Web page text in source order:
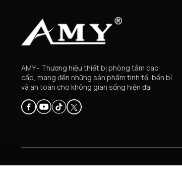
AMY - Thương hiệu thiết bị phòng tắm cao
cấp, mang đến những sản phẩm tinh tế, bền bỉ
và an toàn cho không gian sống hiện đại